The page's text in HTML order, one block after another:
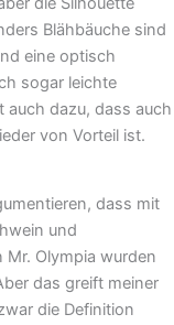
Blähbäuche sind
eine optisch
sogar leichte
auch dazu, dass auch
von Vorteil ist.
dass mit
und
Olympia wurden
das greift meiner
die Definition